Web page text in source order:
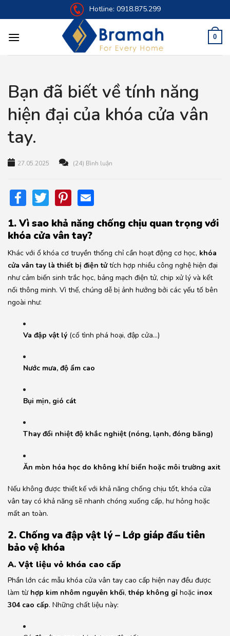
to
Hotline: 0918.875.299
0
Bạn đã biết về tính năng
hiện đại của khóa cửa vân
tay.
27.05.2025 (24) Bình luận
Facebook
TwitterPinterest
1. Vì sao khả năng chống chịu quan trọng với
khóa cửa vân tay?
Khác với ổ khóa cơ truyền thống chỉ cần hoạt động cơ học, khóa
cửa vân tay là thiết bị điện tửtích hợp nhiều công nghệ hiện đại
như cảm biến sinh trắc học, bảng mạch điện tử, chip xử lý và kết
nối thông minh. Vì thế, chúng dễ bị ảnh hưởng bởi các yếu tố bên
ngoài như:
Va đập vật lý (cố tình phá hoại, đập cửa…)
Nước mưa, độ ẩm cao
Bụi mịn, gió cát
Thay đổi nhiệt độ khắc nghiệt (nóng, lạnh, đóng băng)
Ăn mòn hóa học do không khí biển hoặc môi trường axit
Nếu không được thiết kế với khả năng chống chịu tốt, khóa cửa
vân tay có khả năng sẽ nhanh chóng xuống cấp, hư hỏng hoặc
mất an toàn.
2. Chống va đập vật lý – Lớp giáp đầu tiên
bảo vệ khóa
A. Vật liệu vỏ khóa cao cấp
Phần lớn các mẫu khóa cửa vân tay cao cấp hiện nay đều được
làm từ hợp kim nhôm nguyên khối,thép không gỉ hoặc inox
304 cao cấp. Những chất liệu này: